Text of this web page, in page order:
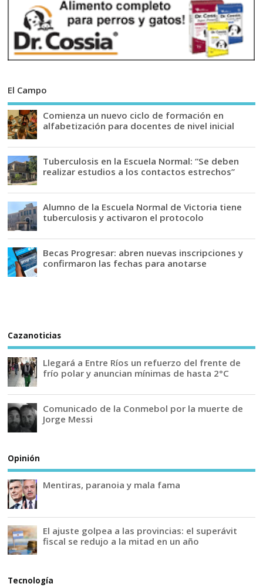
El Campo
Comienza un nuevo ciclo de formación en
alfabetización para docentes de nivel inicial
Tuberculosis en la Escuela Normal: “Se deben
realizar estudios a los contactos estrechos”
Alumno de la Escuela Normal de Victoria tiene
tuberculosis y activaron el protocolo
Becas Progresar: abren nuevas inscripciones y
confirmaron las fechas para anotarse
Cazanoticias
Llegará a Entre Ríos un refuerzo del frente de
frío polar y anuncian mínimas de hasta 2°C
Comunicado de la Conmebol por la muerte de
Jorge Messi
Opinión
Mentiras, paranoia y mala fama
El ajuste golpea a las provincias: el superávit
fiscal se redujo a la mitad en un año
Tecnología